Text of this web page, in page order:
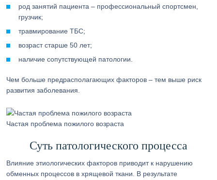
род занятий пациента – профессиональный спортсмен,
грузчик;
травмирование ТБС;
возраст старше 50 лет;
наличие сопутствующей патологии.
Чем больше предрасполагающих факторов – тем выше риск
развития заболевания.
Частая проблема пожилого возраста
Суть патологического процесса
Влияние этиологических факторов приводит к нарушению
обменных процессов в хрящевой ткани. В результате